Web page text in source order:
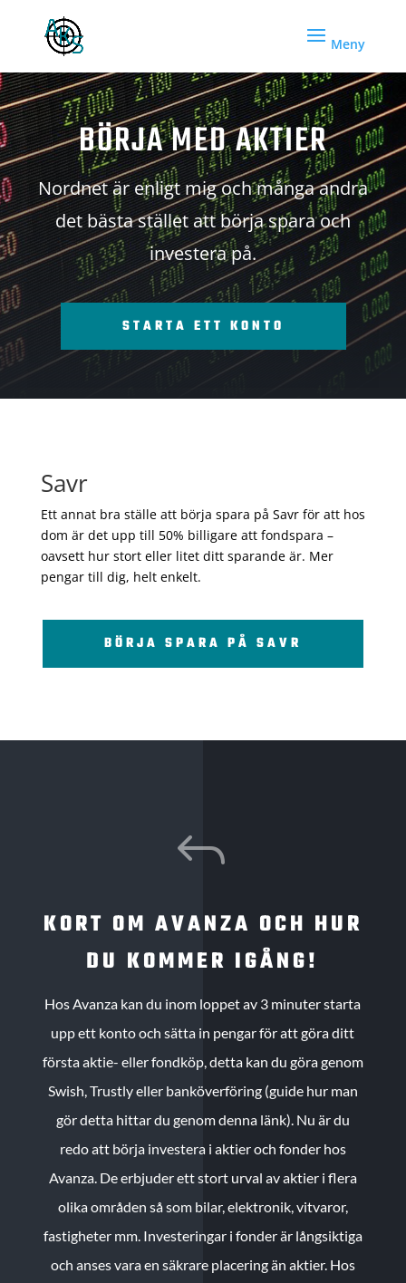
BÖRJA MED AKTIER
Nordnet är enligt mig och många andra
det bästa stället att börja spara och
investera på.
STARTA ETT KONTO
Savr
Ett annat bra ställe att börja spara på Savr för att hos
dom är det upp till 50% billigare att fondspara –
oavsett hur stort eller litet ditt sparande är. Mer
pengar till dig, helt enkelt.
BÖRJA SPARA PÅ SAVR
J
KORT OM AVANZA OCH HUR
DU KOMMER IGÅNG!
Hos Avanza kan du inom loppet av 3 minuter starta
upp ett konto och sätta in pengar för att göra ditt
första aktie- eller fondköp, detta kan du göra genom
Swish, Trustly eller banköverföring (guide hur man
gör detta hittar du genom denna länk). Nu är du
redo att börja investera i aktier och fonder hos
Avanza. De erbjuder ett stort urval av aktier i flera
olika områden så som bilar, elektronik, vitvaror,
fastigheter mm. Investeringar i fonder är långsiktiga
och anses vara en säkrare placering än aktier. Hos